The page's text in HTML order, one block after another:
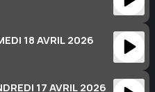
18 AVRIL 2026
17 AVRIL 2026